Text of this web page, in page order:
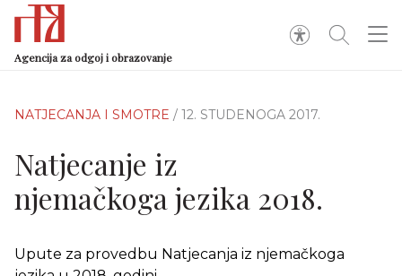
Agencija za odgoj i obrazovanje
NATJECANJA I SMOTRE / 12. STUDENOGA 2017.
Natjecanje iz
njemačkoga jezika 2018.
Upute za provedbu Natjecanja iz njemačkoga